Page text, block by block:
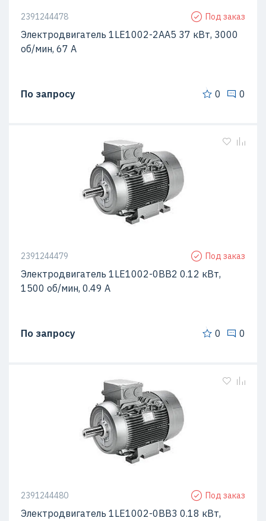
2391244478 Под заказ
Электродвигатель 1LE1002-2AA5 37 кВт, 3000
об/мин, 67 A
По запросу 0 0
2391244479 Под заказ
Электродвигатель 1LE1002-0BB2 0.12 кВт,
1500 об/мин, 0.49 A
По запросу 0 0
2391244480 Под заказ
Электродвигатель 1LE1002-0BB3 0.18 кВт,